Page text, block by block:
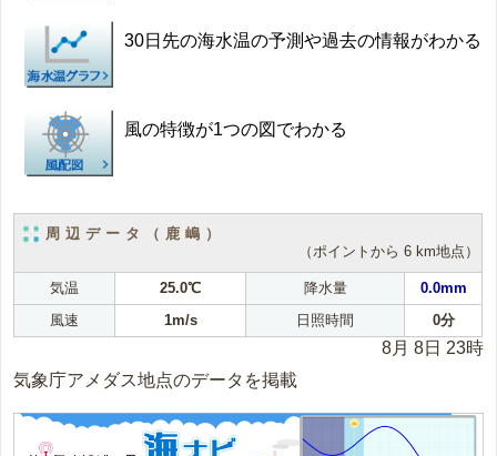
30日先の海水温の予測や過去の情報がわかる
風の特徴が1つの図でわかる
周辺データ（鹿嶋）
（ポイントから 6 km地点）
気温 25.0℃ 降水量
0.0mm
風速
1m/s 日照時間 0分
8月 8日 23時
気象庁アメダス地点のデータを掲載